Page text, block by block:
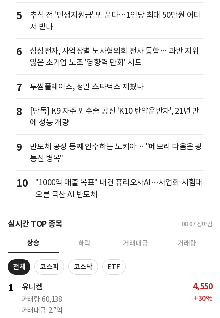
5
추석 전 '민생지원금' 또 푼다…1인당 최대 50만원 어디
서 받나
6
삼성전자, 사업장별 노사협의회 전사 통합… 과반 지위
잃은 초기업 노조 '영향력 만회' 시도
7 투썸플레이스, 정말 스타벅스 제쳤나
8
[단독] K9 자주포 수출 공신 'K10 탄약운반차', 21년 만
에 성능 개량
9
반도체 공장 통째 인수하는 노키아… "메모리 다음은 광
통신 병목"
10
"1000억 매출 목표" 내건 퓨리오사AI…사업화 시험대
오른 국산 AI 반도체
실시간 TOP 종목 08.07 장마감
상승 하락 거래대금 거래량
전체 코스피 코스닥 ETF
1 유니켐
거래량 60,138
거래대금 2.7억
4,550
+30%